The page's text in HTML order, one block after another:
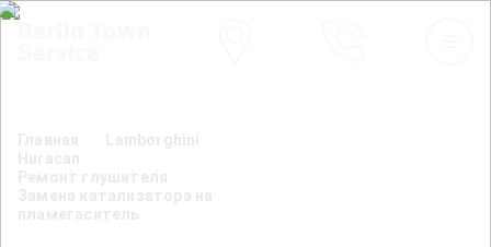
Главная
Lamborghini
Huracan
Ремонт глушителя
Замена катализатора на
пламегаситель